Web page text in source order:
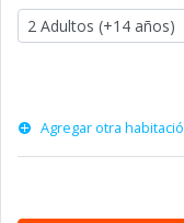
Agregar otra